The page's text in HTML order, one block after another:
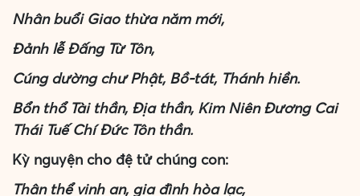
Nhân buổi Giao thừa năm mới,
Đảnh lễ Đấng Từ Tôn,
Cúng dường chư Phật, Bồ-tát, Thánh hiền.
Bổn thổ Tài thần, Địa thần, Kim Niên Đương Cai
Thái Tuế Chí Đức Tôn thần.
Kỳ nguyện cho đệ tử chúng con:
Thân thể vinh an, gia đình hòa lạc,